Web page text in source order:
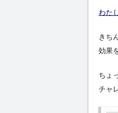
わた
きち
効果
ちょ
チャ